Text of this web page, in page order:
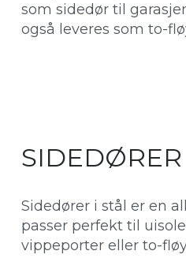
som sidedør til
også leveres som to-
SIDEDØRER
Sidedører i stål er en
passer perfekt til
vippeporter eller to-